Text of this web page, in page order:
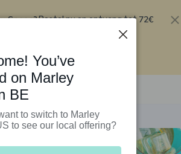
Spoon?Bestel nu en ontvang tot 72€
You’ve
on Marley
BE
to switch to Marley
to see our local offering?